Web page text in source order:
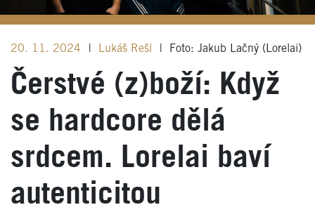
20. 11. 2024 Lukáš Rešl Foto: Jakub Lačný (Lorelai)
Čerstvé (z)boží: Když
se hardcore dělá
srdcem. Lorelai baví
autenticitou